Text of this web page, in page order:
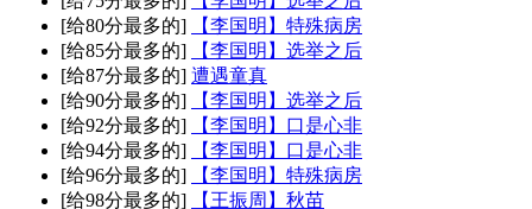
[给80分最多的]
【李国明】特殊病房
[给85分最多的]
【李国明】选举之后
[给87分最多的] 遭遇童真
[给90分最多的]
【李国明】选举之后
[给92分最多的]
【李国明】口是心非
[给94分最多的]
【李国明】口是心非
[给96分最多的]
【李国明】特殊病房
[给98分最多的]
【王振周】秋苗